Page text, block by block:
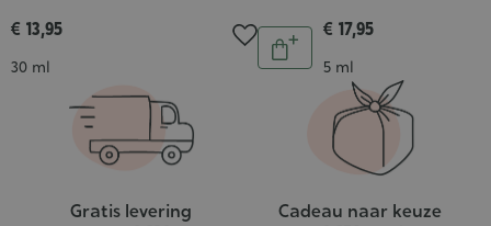
€ 13,95
Inhoud
30 ml
Aantal
In
winkelwagen
€ 17,95
Inhoud
5 ml
Gratis levering
Cadeau naar keuze